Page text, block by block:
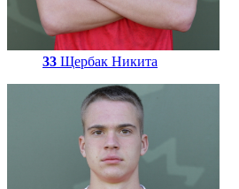
33 Щербак Никита